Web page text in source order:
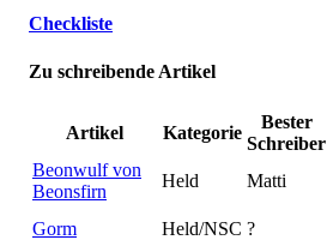
Checkliste
Zu schreibende Artikel
Artikel Kategorie
Bester
Schreiber
Beonwulf von
Beonsfirn
Held Matti
Gorm Held/NSC ?